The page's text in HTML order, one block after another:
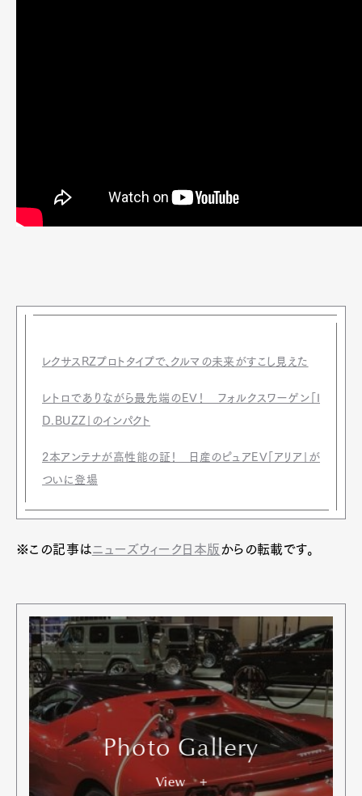
レクサスRZプロトタイプで、クルマの未来がすこし見えた
レトロでありながら最先端のEV！ フォルクスワーゲン「I
D.BUZZ」のインパクト
2本アンテナが高性能の証！ 日産のピュアEV「アリア」が
ついに登場
※この記事はニューズウィーク日本版 からの転載です。
Photo Gallery
View